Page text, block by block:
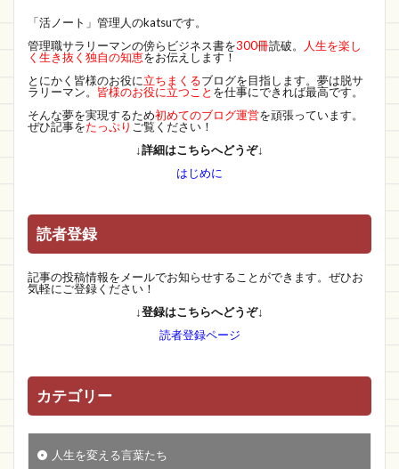
「活ノート」管理人のkatsuです。
管理職サラリーマンの傍らビジネス書を300冊読破。
人生を楽し
く生き抜く独自の知恵をお伝えします！
とにかく皆様のお役に立ちまくるブログを目指します。夢は脱サ
ラリーマン。 皆様のお役に立つこと を仕事にできれば最高です。
そんな夢を実現するため初めてのブログ運営を頑張っています。
ぜひ記事をたっぷり ご覧ください！
↓詳細はこちらへどうぞ↓
はじめに
読者登録
記事の投稿情報をメールでお知らせすることができます。ぜひお
気軽にご登録ください！
↓登録はこちらへどうぞ↓
読者登録ページ
カテゴリー
人生を変える言葉たち